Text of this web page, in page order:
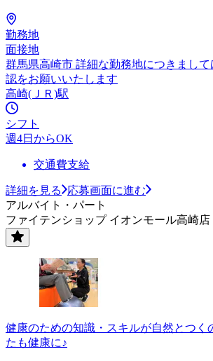
勤務地
面接地
群馬県高崎市 詳細な勤務地につきまし
認をお願いいたします
高崎(ＪＲ)駅
シフト
週4日からOK
交通費支給
詳細を見る
応募画面に進む
アルバイト・パート
ファイテンショップ イオンモール高崎店
健康のための知識・スキルが自然とつく
たも健康に♪